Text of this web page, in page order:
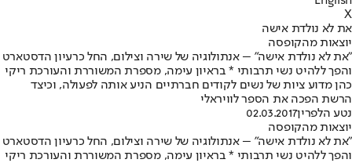
X
את לא נולדת אישה
יוצאות מהקופסה
"את לא נולדת אישה" – אנתולוגיה של שירה וצילום, החל כרעיון הדסטארט
והפך ללהיט נשי תרבותי * בראיון עימה, מספרת המשוררת והעורכת ריקי
כהן מדוע ציות של נשים לקודים חברתיים הניע אותה לפעולה, וכיצד
הרשת הפכה את הספר לוויראלי
נטע הלפרין02.03.2017
יוצאות מהקופסה
"את לא נולדת אישה" – אנתולוגיה של שירה וצילום, החל כרעיון הדסטארט
והפך ללהיט נשי תרבותי * בראיון עימה, מספרת המשוררת והעורכת ריקי